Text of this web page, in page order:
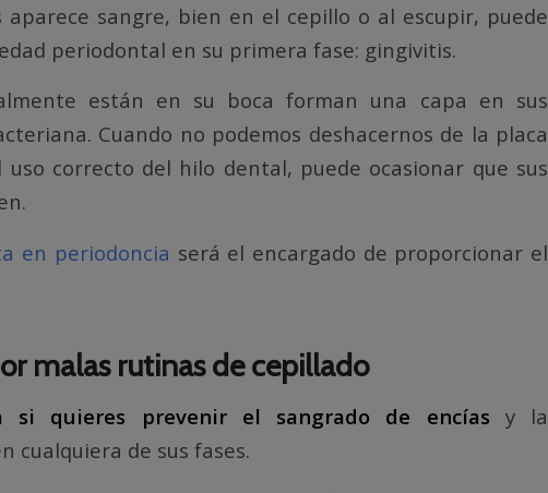
sangre, bien en el cepillo o al escupir, puede
periodontal en su primera fase: gingivitis.
están en su boca forman una capa en sus
Cuando no podemos deshacernos de la placa
correcto del hilo dental, puede ocasionar que sus
en periodoncia será el encargado de proporcionar el
malas rutinas de cepillado
quieres prevenir el sangrado de encías y la
cualquiera de sus fases.